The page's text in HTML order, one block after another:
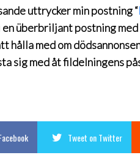
uttrycker min postning “
überbriljant postning
hålla med om
sig med åt fildelningens
Tweet on Twitter